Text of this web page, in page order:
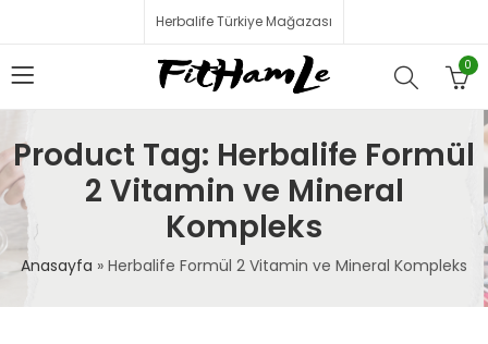
Herbalife Türkiye Mağazası
0
Product Tag: Herbalife Formül
2 Vitamin ve Mineral
Kompleks
Anasayfa » Herbalife Formül 2 Vitamin ve Mineral Kompleks